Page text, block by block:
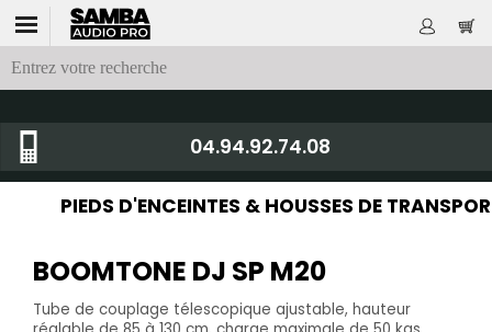
04.94.92.74.08
PIEDS D'ENCEINTES & HOUSSES DE
BOOMTONE DJ SP M20
Tube de couplage télescopique ajustable, hauteur